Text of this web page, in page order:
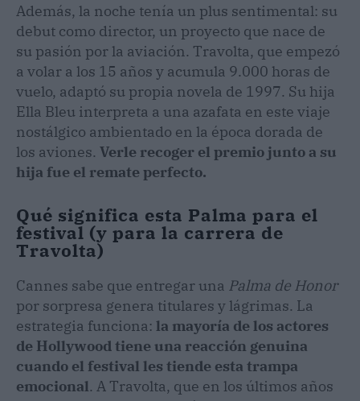
Además, la noche tenía un plus sentimental: su
debut como director, un proyecto que nace de
su pasión por la aviación. Travolta, que empezó
a volar a los 15 años y acumula 9.000 horas de
vuelo, adaptó su propia novela de 1997. Su hija
Ella Bleu interpreta a una azafata en este viaje
nostálgico ambientado en la época dorada de
los aviones. Verle recoger el premio junto a su
hija fue el remate perfecto.
Qué significa esta Palma para el
festival (y para la carrera de
Travolta)
Cannes sabe que entregar una Palma de Honor
por sorpresa genera titulares y lágrimas. La
estrategia funciona: la mayoría de los actores
de Hollywood tiene una reacción genuina
cuando el festival les tiende esta trampa
emocional. A Travolta, que en los últimos años